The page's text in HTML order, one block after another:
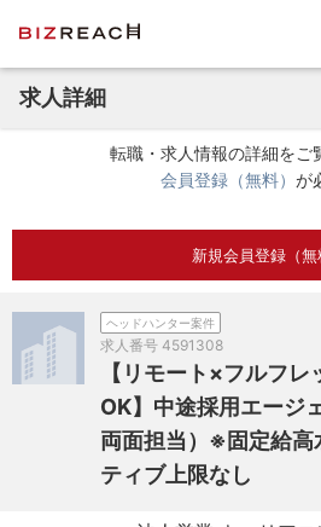
求人詳細
転職・求人情報の詳細をご
会員登録（無料） が
新規会員登録（無
ヘッドハンター案件
求人番号 4591308
【リモート×フルフ
OK】中途採用エージ
両面担当）※固定給高
ティブ上限なし